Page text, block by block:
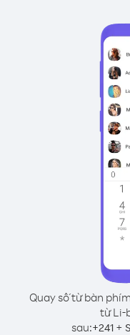
Quay số từ bàn
từ Li-
sau:+241 +